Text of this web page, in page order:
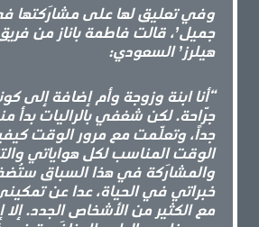
وفي تعليق لها على مشارَكتها
جميل’، قالت فاطمة باناز من
هيلرز’ السعودي:
“أنا ابنة وزوجة وأم إضافة إلى
جرّاحة. لكن شغفي بالراليات بدأ
جداً، وتعلّمت مع مرور الوقت
الوقت المناسب لكل هواياتي
والمشارَكة في هذا السباق
خبراتي في الحياة، عدا عن
مع الكثير من الأشخاص الجدد. إلا